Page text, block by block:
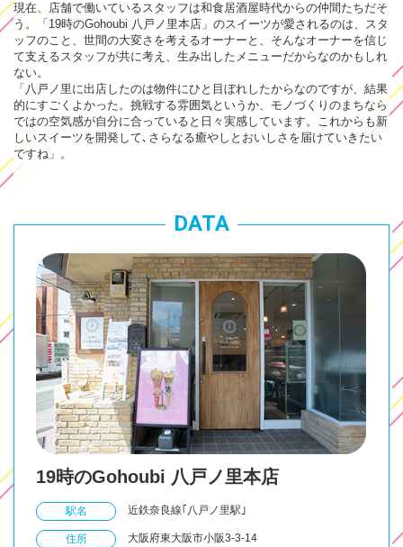
現在、店舗で働いているスタッフは和食居酒屋時代からの仲間たちだそ
う。「19時のGohoubi 八戸ノ里本店」のスイーツが愛されるのは、スタ
ッフのこと、世間の大変さを考えるオーナーと、そんなオーナーを信じ
て支えるスタッフが共に考え、生み出したメニューだからなのかもしれ
ない。
「八戸ノ里に出店したのは物件にひと目ぼれしたからなのですが、結果
的にすごくよかった。挑戦する雰囲気というか、モノづくりのまちなら
ではの空気感が自分に合っていると日々実感しています。これからも新
しいスイーツを開発して､さらなる癒やしとおいしさを届けていきたい
ですね」。
DATA
19時のGohoubi 八戸ノ里本店
駅名 近鉄奈良線｢八戸ノ里駅｣
住所 大阪府東大阪市小阪3-3-14